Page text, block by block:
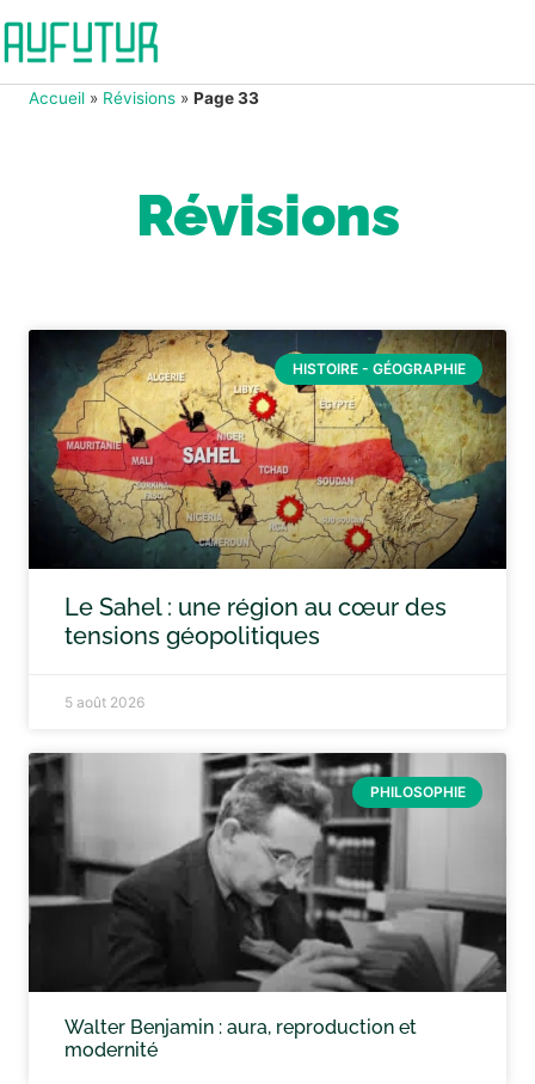
Accueil » Révisions » Page 33
Révisions
HISTOIRE - GÉOGRAPHIE
Le Sahel : une région au cœur des
tensions géopolitiques
5 août 2026
PHILOSOPHIE
Walter Benjamin : aura, reproduction et
modernité